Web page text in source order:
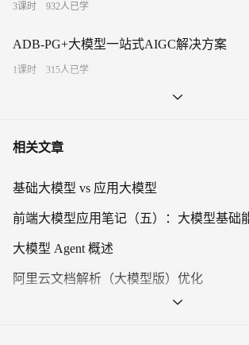
3课时 932人已学
ADB-PG+大模型一站式AIGC解决方案
1课时 315人已学
课时 122 人已学
相关文章
基础大模型 vs 应用大模型
大模型 Agent 概述
阿里云文档解析（大模型版）优化
大模型时代下的文档智能 | 文档解析（大模